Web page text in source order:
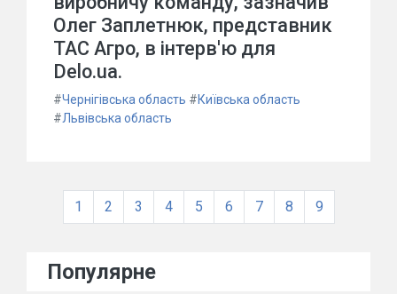
Олег Заплетнюк, представник
ТАС Агро, в інтерв'ю для
Delo.ua.
#Чернігівська область #Київська область
#Львівська область
1 2 3 4 5 6 7 8 9
Популярне